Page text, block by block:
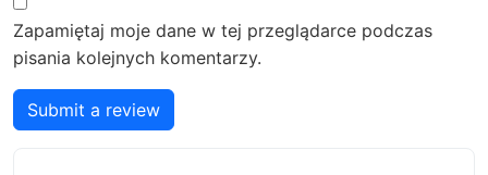
Zapamiętaj moje dane w tej przeglądarce podczas
pisania kolejnych komentarzy.
Submit a review